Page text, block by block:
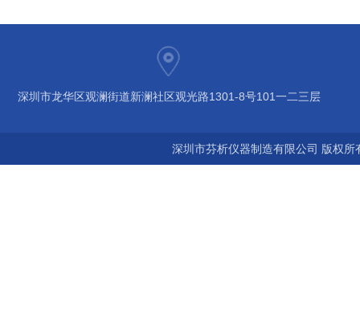
深圳市龙华区观澜街道新澜社区观光路1301-8号101一二三层
深圳市芬析仪器制造有限公司 版权